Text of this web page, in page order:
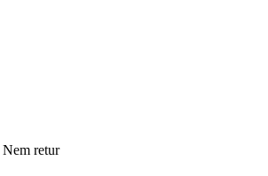
Nem retur